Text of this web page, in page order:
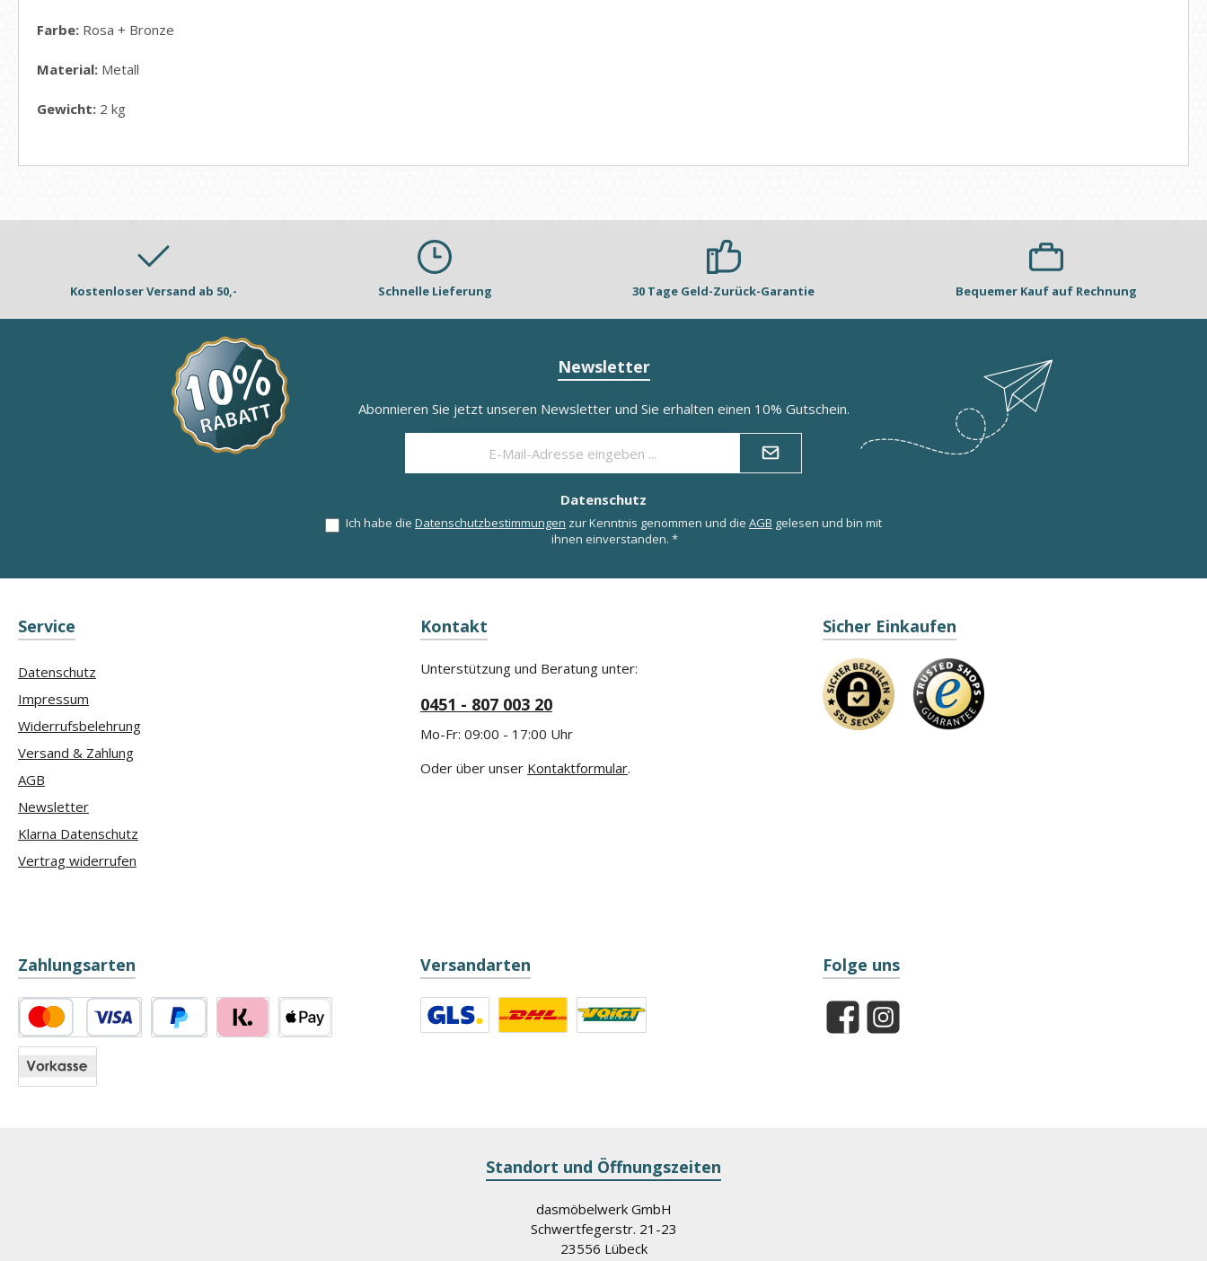
Farbe: Rosa + Bronze
Material: Metall
Gewicht: 2 kg
Kostenloser Versand ab 50,- Schnelle Lieferung 30 Tage Geld-Zurück-Garantie Bequemer Kauf auf Rechnung
Newsletter
Abonnieren Sie jetzt unseren Newsletter und Sie erhalten einen 10% Gutschein.
Datenschutz
Ich habe die Datenschutzbestimmungen zur Kenntnis genommen und die AGB gelesen und bin mit
ihnen einverstanden. *
Service
Datenschutz
Impressum
Widerrufsbelehrung
Versand & Zahlung
AGB
Newsletter
Klarna Datenschutz
Vertrag widerrufen
Kontakt
Unterstützung und Beratung unter:
0451 - 807 003 20
Mo-Fr: 09:00 - 17:00 Uhr
Oder über unser Kontaktformular.
Sicher Einkaufen
Zahlungsarten
Kredit- oder Debitkarte
Versandarten Folge uns
FacebookInstagram
Standort und Öffnungszeiten
dasmöbelwerk GmbH
Schwertfegerstr. 21-23
23556 Lübeck